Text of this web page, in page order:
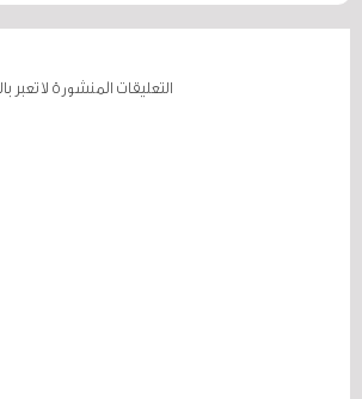
التعليقات المنشورة لا